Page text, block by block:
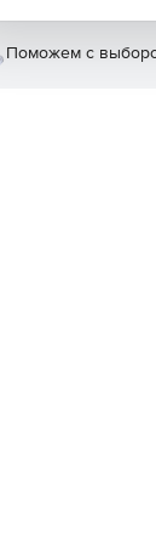
Поможем с